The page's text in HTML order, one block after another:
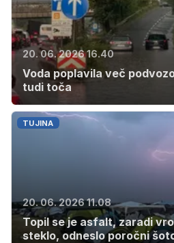
20. 06. 2026 16.40
Voda poplavila več
tudi toča
TUJINA
20. 06. 2026 11.08
Topil se je asfalt, zaradi
steklo, odneslo poročni